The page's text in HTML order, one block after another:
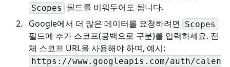
Scopes
필드를 비워두어도 됩니다.
Google에서 더 많은 데이터를 요청하려면
Scopes
필드에 추가 스코프(공백으로 구분)를 입력하세요. 전
체 스코프 URL을 사용해야 하며, 예시:
https://www.googleapis.com/auth/calen